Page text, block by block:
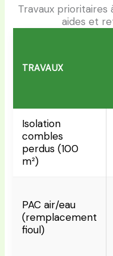
Travaux
aides et
TRAVAUX
Isolation
combles
perdus (100
m²)
PAC air/eau
(remplacement
fioul)